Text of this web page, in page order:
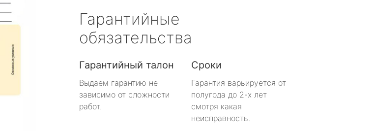
Гарантийные
обязательства
Гарантийный талон
Выдаем гарантию не
зависимо от сложности
работ.
Сроки
Гарантия варьируется от
полугода до 2-х лет
смотря какая
неисправность.